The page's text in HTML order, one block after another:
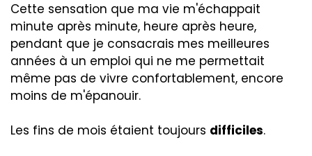
Cette sensation que ma vie m'échappait
minute après minute, heure après heure,
pendant que je consacrais mes meilleures
années à un emploi qui ne me permettait
même pas de vivre confortablement, encore
moins de m'épanouir.
Les fins de mois étaient toujours difficiles.